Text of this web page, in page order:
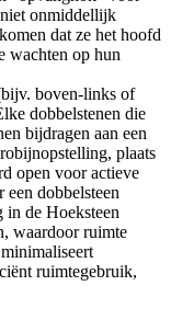
onmiddellijk
dat ze het hoofd
wachten op hun
boven-links of
dobbelstenen die
bijdragen aan een
plaats
open voor actieve
dobbelsteen
in de Hoeksteen
waardoor ruimte
ruimtegebruik,